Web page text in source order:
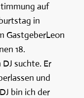
auf
in
GastgeberLeon
18.
suchte. Er
und
bin ich der